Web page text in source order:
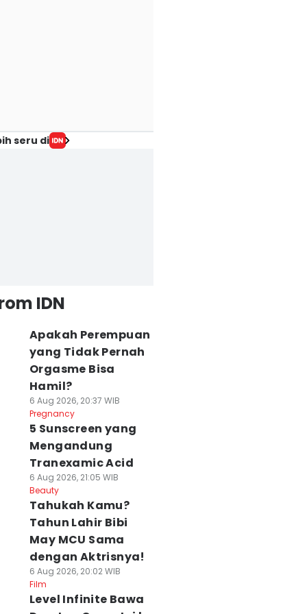
seru di
IDN
Apakah Perempuan
yang Tidak Pernah
Orgasme Bisa
Hamil?
6 Aug 2026, 20:37 WIB
Pregnancy
5 Sunscreen yang
Mengandung
Tranexamic Acid
6 Aug 2026, 21:05 WIB
Beauty
Tahukah Kamu?
Tahun Lahir Bibi
May MCU Sama
dengan Aktrisnya!
6 Aug 2026, 20:02 WIB
Film
Level Infinite Bawa